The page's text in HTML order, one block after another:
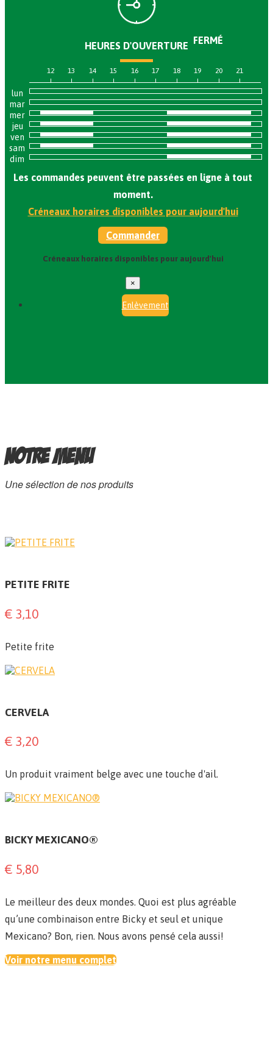
HEURES D'OUVERTURE FERMÉ
12 13 14 15 16 17 18 19 20 21
lun
mar
mer
jeu
ven
sam
dim
Les commandes peuvent être passées en ligne à tout
moment.
Créneaux horaires disponibles pour aujourd'hui
Commander
Créneaux horaires disponibles pour aujourd'hui
×
Enlèvement
Notre menu
Une sélection de nos produits
PETITE FRITE
€ 3,10
Petite frite
CERVELA
€ 3,20
Un produit vraiment belge avec une touche d'ail.
BICKY MEXICANO®
€ 5,80
Le meilleur des deux mondes. Quoi est plus agréable
qu’une combinaison entre Bicky et seul et unique
Mexicano? Bon, rien. Nous avons pensé cela aussi!
Voir notre menu complet